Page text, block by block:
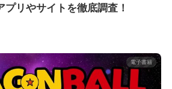
プリやサイトを徹底調査！
電子書籍